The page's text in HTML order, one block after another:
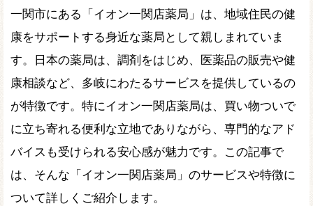
一関市にある「イオン一関店薬局」は、地域住民の健
康をサポートする身近な薬局として親しまれていま
す。日本の薬局は、調剤をはじめ、医薬品の販売や健
康相談など、多岐にわたるサービスを提供しているの
が特徴です。特にイオン一関店薬局は、買い物ついで
に立ち寄れる便利な立地でありながら、専門的なアド
バイスも受けられる安心感が魅力です。この記事で
は、そんな「イオン一関店薬局」のサービスや特徴に
ついて詳しくご紹介します。